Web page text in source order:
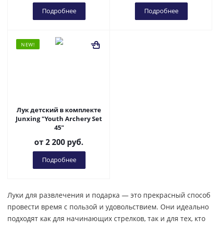
Подробнее Подробнее
NEW!
Лук детский в комплекте
Junxing "Youth Archery Set
45"
от2 200 руб.
Подробнее
Луки для развлечения и подарка — это прекрасный способ
провести время с пользой и удовольствием. Они идеально
подходят как для начинающих стрелков, так и для тех, кто